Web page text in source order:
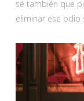
sé también que
eliminar ese odio